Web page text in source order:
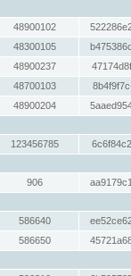
48900102
48300105
48900237
48700103
48900204
123456785
906
586640
586650